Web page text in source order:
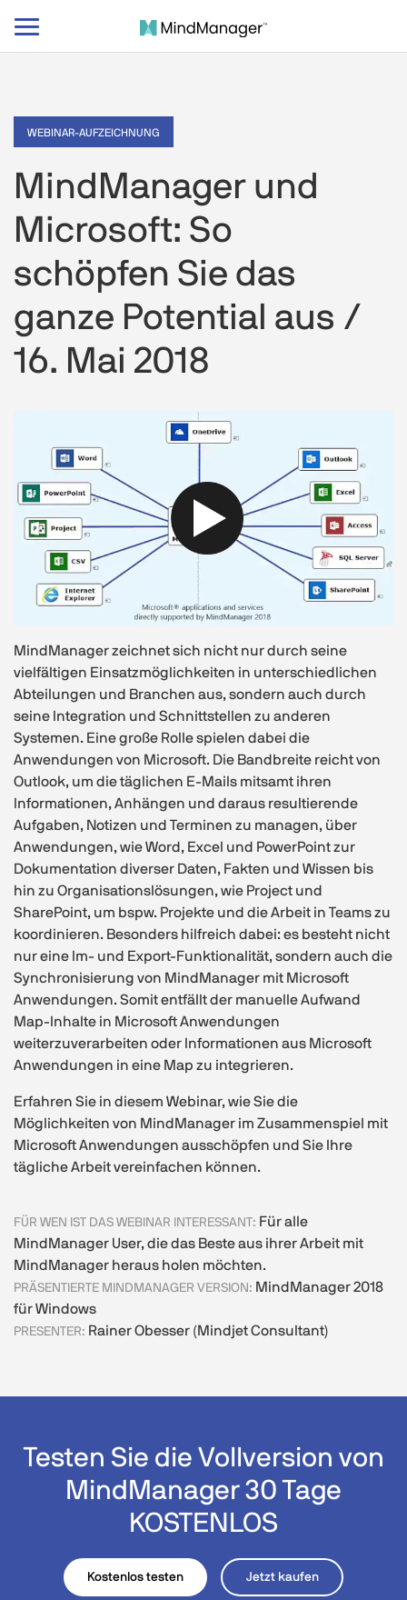
Navigation
WEBINAR-AUFZEICHNUNG
MindManager und
Microsoft: So
schöpfen Sie das
ganze Potential aus /
16. Mai 2018
MindManager zeichnet sich nicht nur durch seine
vielfältigen Einsatzmöglichkeiten in unterschiedlichen
Abteilungen und Branchen aus, sondern auch durch
seine Integration und Schnittstellen zu anderen
Systemen. Eine große Rolle spielen dabei die
Anwendungen von Microsoft. Die Bandbreite reicht von
Outlook, um die täglichen E-Mails mitsamt ihren
Informationen, Anhängen und daraus resultierende
Aufgaben, Notizen und Terminen zu managen, über
Anwendungen, wie Word, Excel und PowerPoint zur
Dokumentation diverser Daten, Fakten und Wissen bis
hin zu Organisationslösungen, wie Project und
SharePoint, um bspw. Projekte und die Arbeit in Teams zu
koordinieren. Besonders hilfreich dabei: es besteht nicht
nur eine Im- und Export-Funktionalität, sondern auch die
Synchronisierung von MindManager mit Microsoft
Anwendungen. Somit entfällt der manuelle Aufwand
Map-Inhalte in Microsoft Anwendungen
weiterzuverarbeiten oder Informationen aus Microsoft
Anwendungen in eine Map zu integrieren.
Erfahren Sie in diesem Webinar, wie Sie die
Möglichkeiten von MindManager im Zusammenspiel mit
Microsoft Anwendungen ausschöpfen und Sie Ihre
tägliche Arbeit vereinfachen können.
FÜR WEN IST DAS WEBINAR INTERESSANT: Für alle
MindManager User, die das Beste aus ihrer Arbeit mit
MindManager heraus holen möchten.
PRÄSENTIERTE MINDMANAGER VERSION: MindManager 2018
für Windows
PRESENTER: Rainer Obesser (Mindjet Consultant)
Testen Sie die Vollversion von
MindManager 30 Tage
KOSTENLOS
Kostenlos testen Jetzt kaufen